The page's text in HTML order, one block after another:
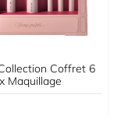
Coffret 6
Maquillage